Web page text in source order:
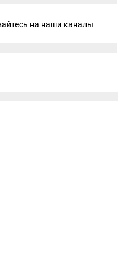
на наши каналы